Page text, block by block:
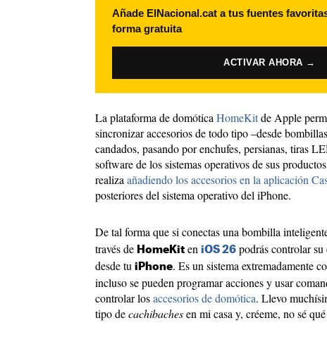
Añade ElNacional.cat a tus fuentes
forma gratuita
ACTIVAR AHORA →
La plataforma de domótica HomeKitde Apple
sincronizar accesorios de todo tipo –desde
candados, pasando por enchufes, persianas, tiras
software de los sistemas operativos de sus
realiza añadiendo los accesorios en la aplicación
posteriores del sistema operativo del iPhone.
De tal forma que si conectas una bombilla
través de HomeKit en iOS 26 podrás controlar
desde tu iPhone. Es un sistema extremadamente
incluso se pueden programar acciones y usar
controlar losaccesorios de domótica. Llevo
tipo decachibachesen mi casa y, créeme, no sé